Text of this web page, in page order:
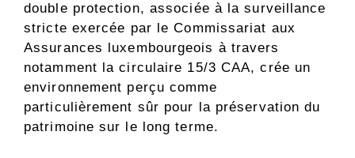
double protection, associée à la surveillance
stricte exercée par le Commissariat aux
Assurances luxembourgeois à travers
notamment la circulaire 15/3 CAA, crée un
environnement perçu comme
particulièrement sûr pour la préservation du
patrimoine sur le long terme.